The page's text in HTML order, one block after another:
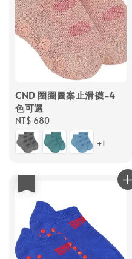
CND 圈圈圖案止滑襪-4
色可選
Regular
price
NT$ 680
+1